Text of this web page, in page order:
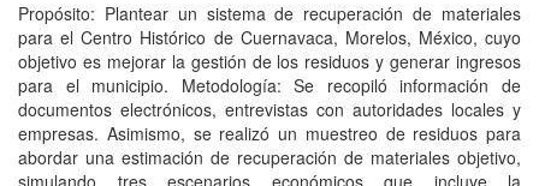
Propósito: Plantear un sistema de recuperación de materiales
para el Centro Histórico de Cuernavaca, Morelos, México, cuyo
objetivo es mejorar la gestión de los residuos y generar ingresos
para el municipio. Metodología: Se recopiló información de
documentos electrónicos, entrevistas con autoridades locales y
empresas. Asimismo, se realizó un muestreo de residuos para
abordar una estimación de recuperación de materiales objetivo,
simulando tres escenarios económicos que incluye la